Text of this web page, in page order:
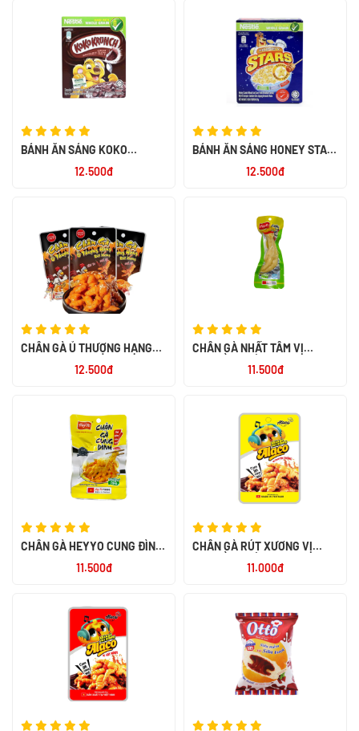
BÁNH ĂN SÁNG KOKO
12.500đ
BÁNH ĂN SÁNG HONEY STAR
12.500đ
CHÂN GÀ Ủ THƯỢNG HẠNG
12.500đ
CHÂN GÀ NHẤT TÂM VỊ
11.500đ
CHÂN GÀ HEYYO CUNG ĐÌNH
11.500đ
CHÂN GÀ RÚT XƯƠNG VỊ
11.000đ